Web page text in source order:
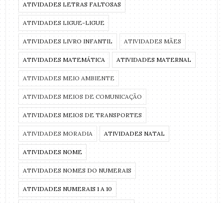
ATIVIDADES LETRAS FALTOSAS
ATIVIDADES LIGUE-LIGUE
ATIVIDADES LIVRO INFANTIL ATIVIDADES MÃES
ATIVIDADES MATEMÁTICA ATIVIDADES MATERNAL
ATIVIDADES MEIO AMBIENTE
ATIVIDADES MEIOS DE COMUNICAÇÃO
ATIVIDADES MEIOS DE TRANSPORTES
ATIVIDADES MORADIA ATIVIDADES NATAL
ATIVIDADES NOME
ATIVIDADES NOMES DO NUMERAIS
ATIVIDADES NUMERAIS 1 A 10